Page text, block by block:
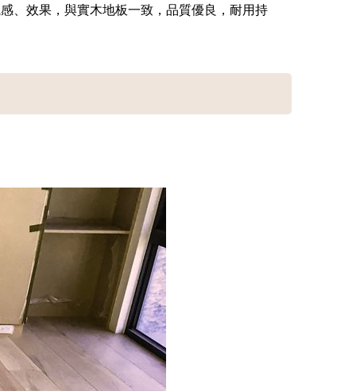
、效果，與實木地板一致，品質優良，耐用持